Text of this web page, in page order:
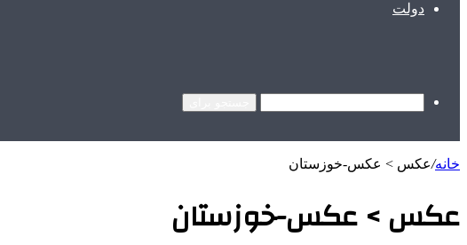
دولت
خانه/عکس > عکس-خوزستان
عکس > عکس-خوزستان